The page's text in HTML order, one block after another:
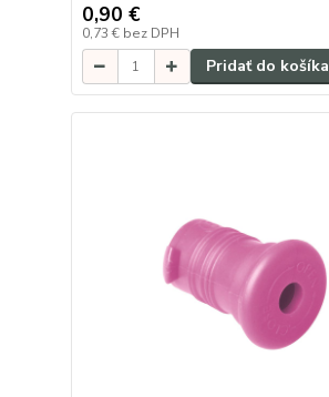
0,90 €
0,73 € bez DPH
Pridať do košíka